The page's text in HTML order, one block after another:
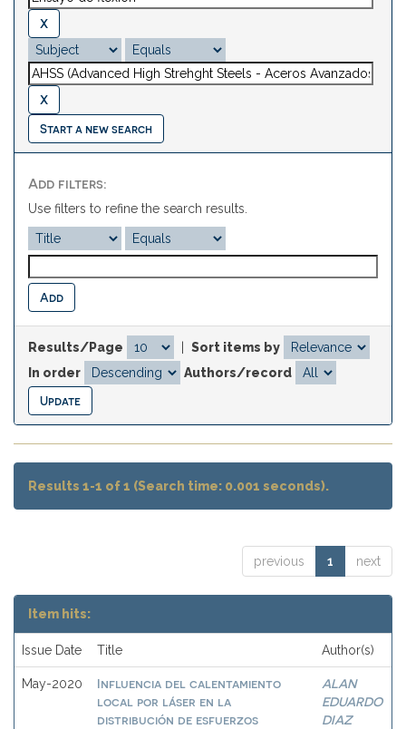
Start a new search
Add filters:
Use filters to refine the search results.
Results/Page
Sort items by
In order
Authors/record
Results 1-1 of 1 (Search time: 0.001 seconds).
previous 1 next
Item hits:
Issue Date Title Author(s)
May-2020
Influencia del calentamiento
local por láser en la
distribución de esfuerzos
ALAN
EDUARDO
DIAZ